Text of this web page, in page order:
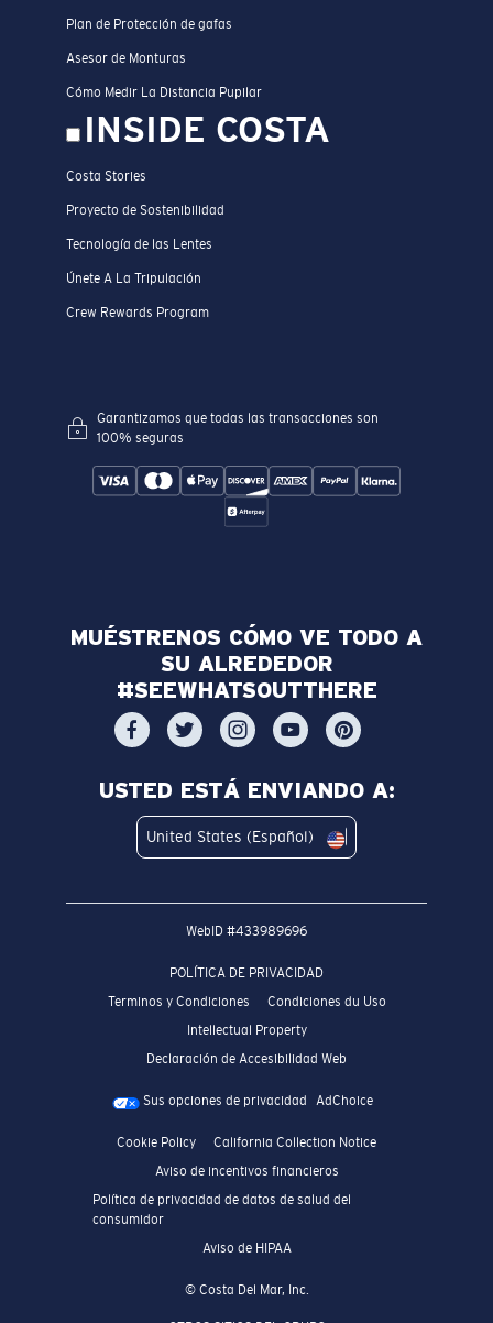
Plan de Protección de gafas
Asesor de Monturas
Cómo Medir La Distancia Pupilar
INSIDE COSTA
Costa Stories
Proyecto de Sostenibilidad
Tecnología de las Lentes
Únete A La Tripulación
Crew Rewards Program
Garantizamos que todas las transacciones son
100% seguras
MUÉSTRENOS CÓMO VE TODO A
SU ALREDEDOR
#SEEWHATSOUTTHERE
USTED ESTÁ ENVIANDO A:
United States (Español)
WebID #433989696
POLÍTICA DE PRIVACIDAD
Terminos y Condiciones
Condiciones du Uso
Intellectual Property
Declaración de Accesibilidad Web
Sus opciones de privacidad AdChoice
Cookie Policy
California Collection Notice
Aviso de incentivos financieros
Política de privacidad de datos de salud del
consumidor
Aviso de HIPAA
© Costa Del Mar, Inc.